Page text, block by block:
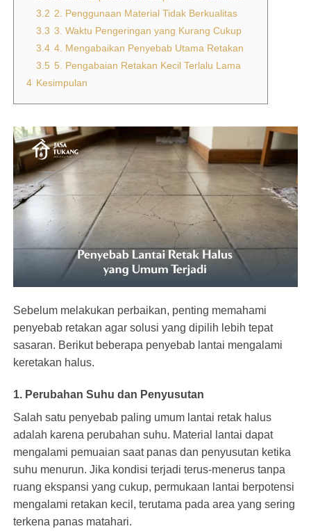
3.2 2. Penggunaan Material Tidak Berkualitas
3.3 3. Waktu Pengeringan yang Kurang Cukup
3.4 4. Mengabaikan Penyebab Utama Retakan
3.5 5. Pengabaian Retakan Kecil Terlalu Lama
4 Kesimpulan
Sebelum melakukan perbaikan, penting memahami
penyebab retakan agar solusi yang dipilih lebih tepat
sasaran. Berikut beberapa penyebab lantai mengalami
keretakan halus.
1. Perubahan Suhu dan Penyusutan
Salah satu penyebab paling umum lantai retak halus
adalah karena perubahan suhu. Material lantai dapat
mengalami pemuaian saat panas dan penyusutan ketika
suhu menurun. Jika kondisi terjadi terus-menerus tanpa
ruang ekspansi yang cukup, permukaan lantai berpotensi
mengalami retakan kecil, terutama pada area yang sering
terkena panas matahari.